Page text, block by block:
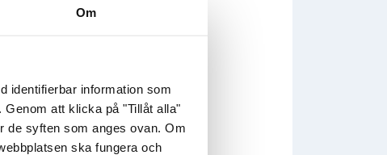
Om
identifierbar information som
att klicka på "Tillåt alla"
de syften som anges ovan. Om
ska fungera och